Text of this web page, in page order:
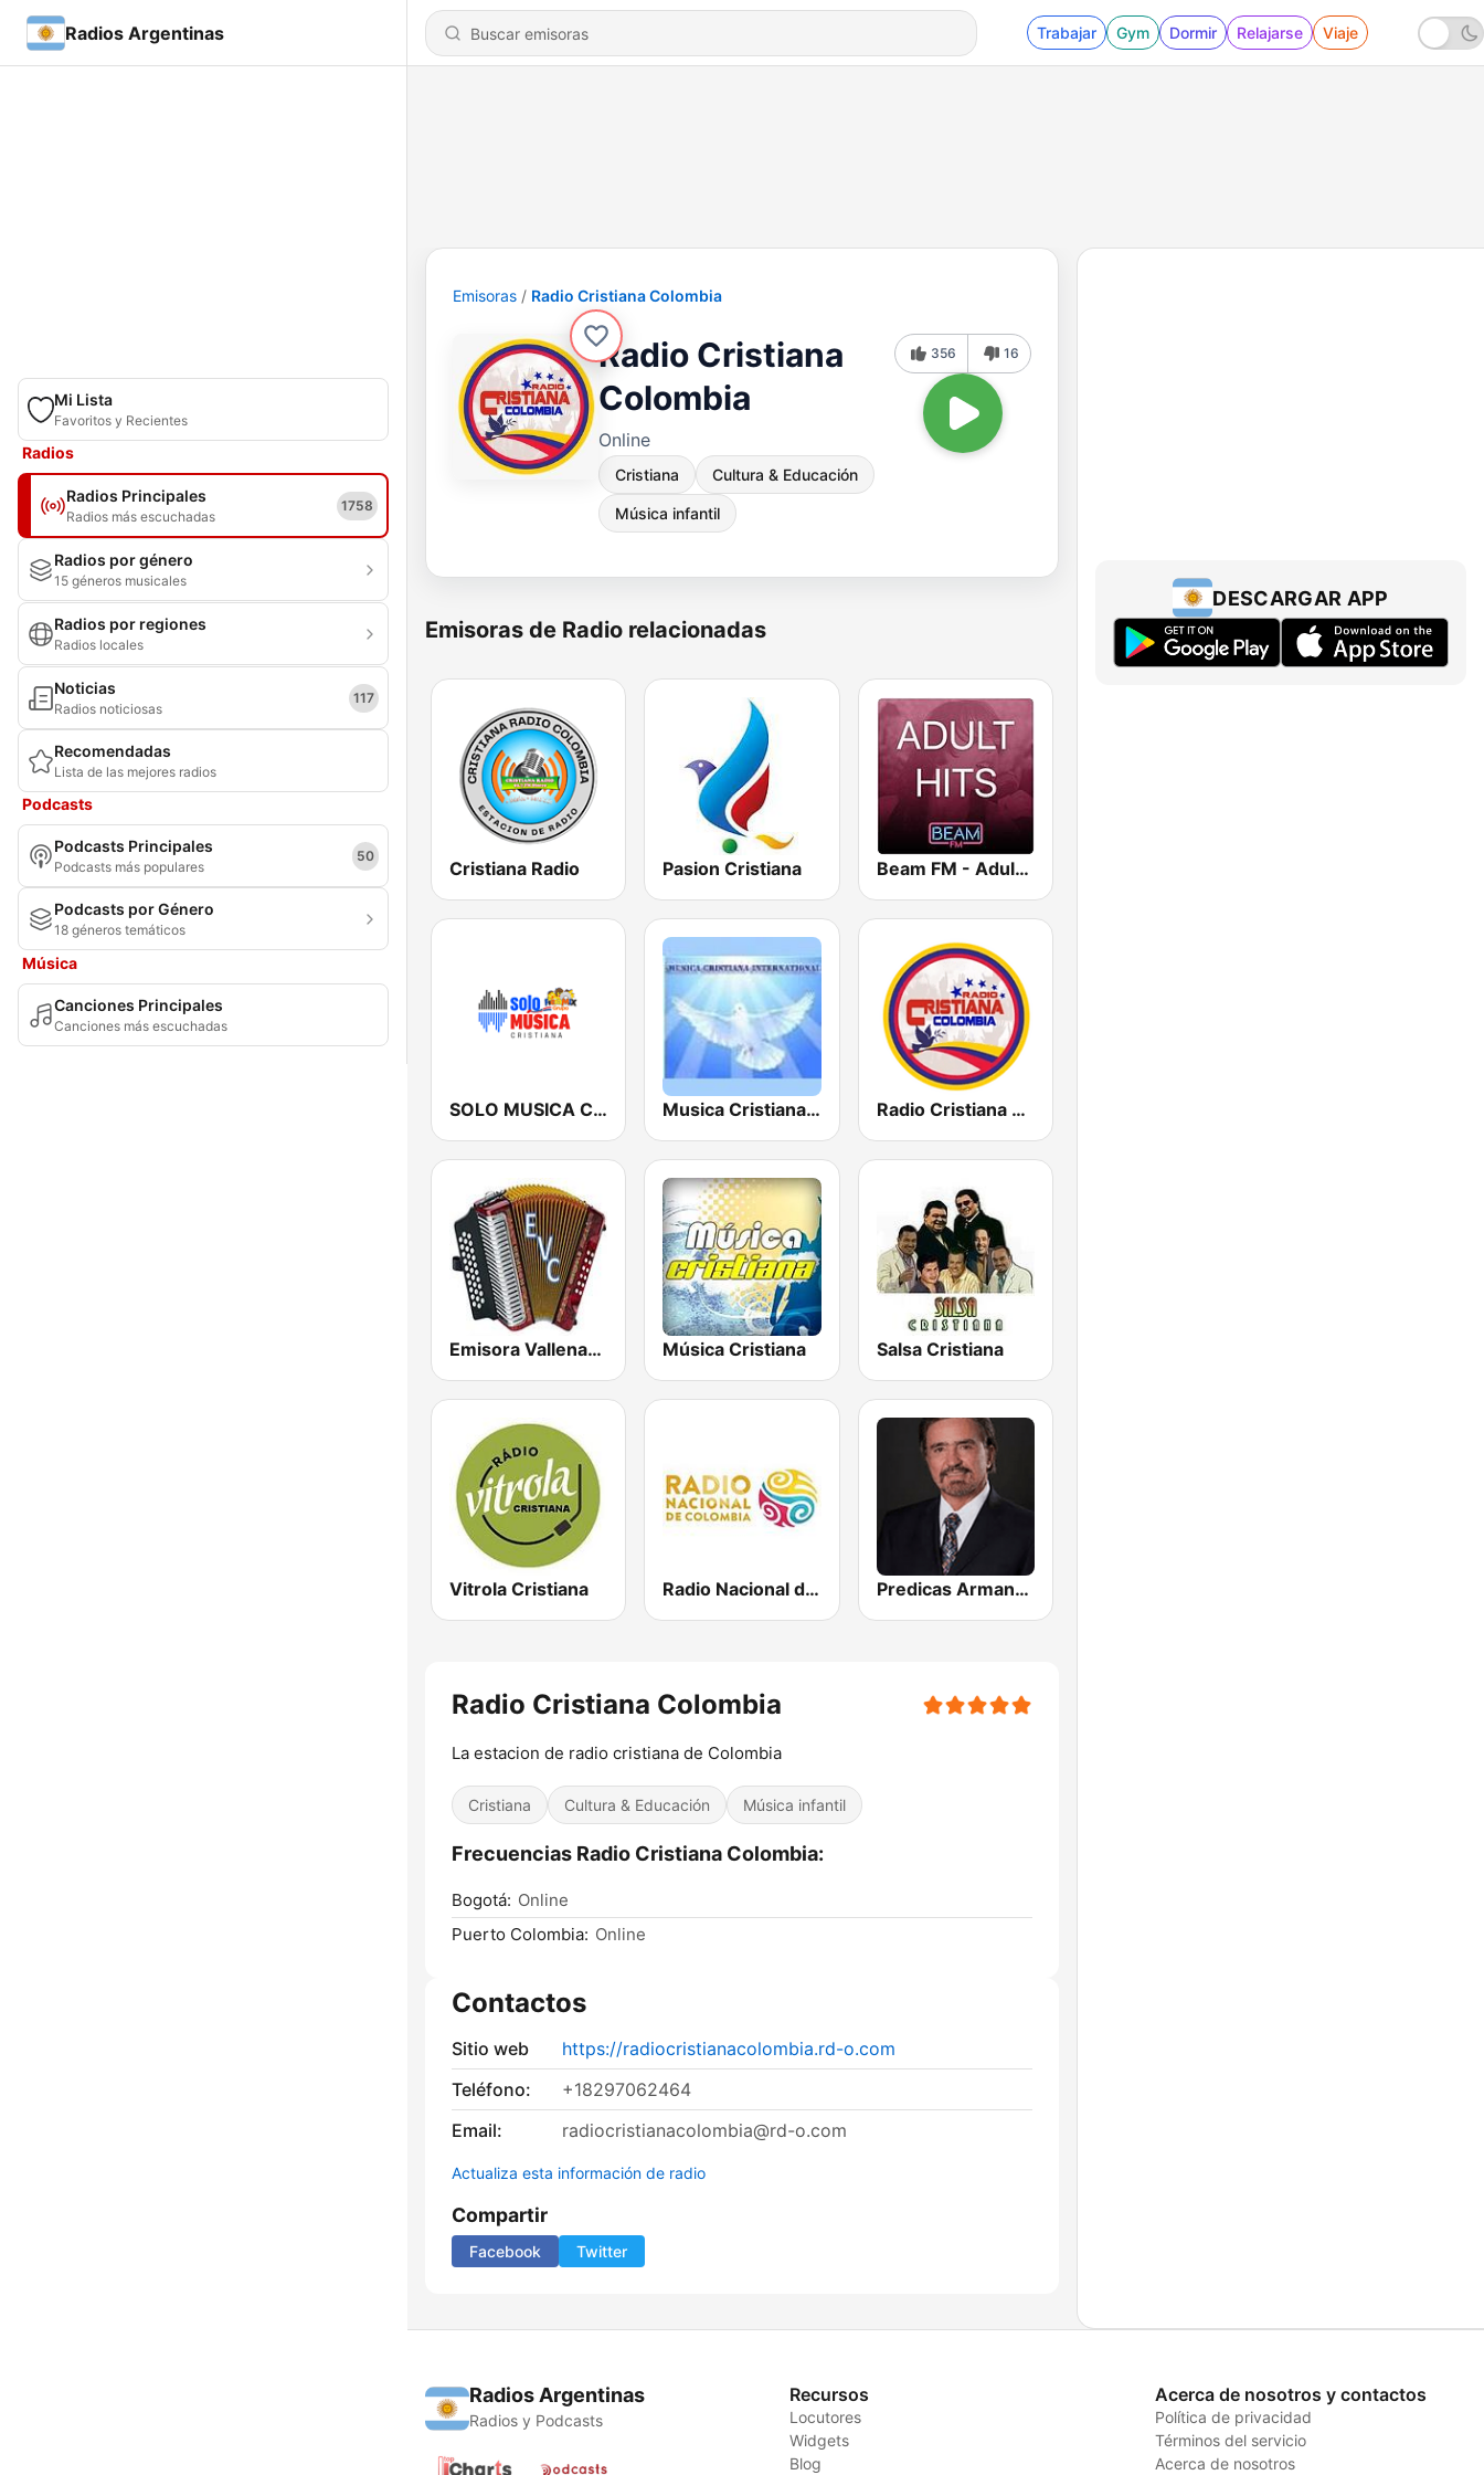
Radios Argentinas Trabajar Gym Dormir Relajarse Viaje
Mi Lista
Favoritos y Recientes
Radios
Radios Principales
Radios más escuchadas
1758
Radios por género
15 géneros musicales
Radios por regiones
Radios locales
Noticias
Radios noticiosas
117
Recomendadas
Lista de las mejores radios
Podcasts
Podcasts Principales
Podcasts más populares
50
Podcasts por Género
18 géneros temáticos
Música
Canciones Principales
Canciones más escuchadas
Emisoras Radio Cristiana Colombia
Radio Cristiana
Colombia
Online
Cristiana Cultura & Educación
Música infantil
356 16
Emisoras de Radio relacionadas
Cristiana Radio Pasion Cristiana Beam FM - Adult Hits
SOLO MUSICA CRISTIANA Musica Cristiana Internacional Radio Cristiana Colombiana
Emisora Vallenata Cristiana Música Cristiana Salsa Cristiana
Vitrola Cristiana Radio Nacional de Colombia Bogotá 95.9 FM Predicas Armando Alducin
Radio Cristiana Colombia
La estacion de radio cristiana de Colombia
Cristiana Cultura & Educación Música infantil
Frecuencias Radio Cristiana Colombia:
Bogotá: Online
Puerto Colombia: Online
Contactos
Sitio web
https://radiocristianacolombia.rd-o.com
Teléfono:
+18297062464
Email:
radiocristianacolombia@rd-o.com
Actualiza esta información de radio
Compartir
Facebook Twitter
DESCARGAR APP
Radios Argentinas
Radios y Podcasts
Recursos
Locutores
Widgets
Blog
Acerca de nosotros y contactos
Política de privacidad
Términos del servicio
Acerca de nosotros